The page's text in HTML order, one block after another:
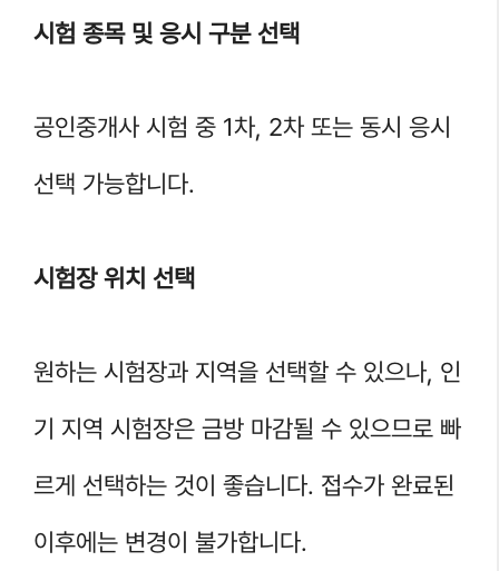
시험 종목 및 응시 구분 선택
공인중개사 시험 중 1차, 2차 또는 동시 응시
선택 가능합니다.
시험장 위치 선택
원하는 시험장과 지역을 선택할 수 있으나, 인
기 지역 시험장은 금방 마감될 수 있으므로 빠
르게 선택하는 것이 좋습니다. 접수가 완료된
이후에는 변경이 불가합니다.